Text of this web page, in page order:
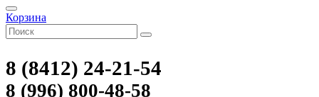
Корзина
8 (8412) 24-21-54
8 (996) 800-48-58